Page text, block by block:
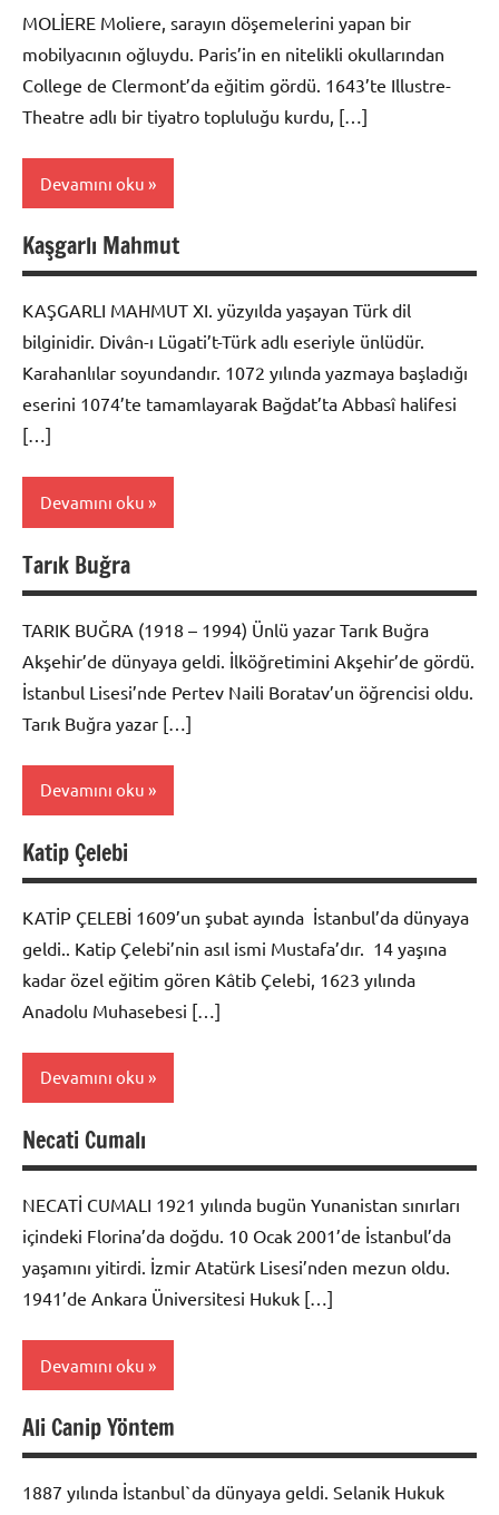
MOLİERE Moliere, sarayın döşemelerini yapan bir
mobilyacının oğluydu. Paris’in en nitelikli okullarından
College de Clermont’da eğitim gördü. 1643’te Illustre-
Theatre adlı bir tiyatro topluluğu kurdu, […]
Devamını oku
Biyografi
Kaşgarlı Mahmut
KAŞGARLI MAHMUT XI. yüzyılda yaşayan Türk dil
bilginidir. Divân-ı Lügati’t-Türk adlı eseriyle ünlüdür.
Karahanlılar soyundandır. 1072 yılında yazmaya başladığı
eserini 1074’te tamamlayarak Bağdat’ta Abbasî halifesi
[…]
Devamını oku
Biyografi
Tarık Buğra
TARIK BUĞRA (1918 – 1994) Ünlü yazar Tarık Buğra
Akşehir’de dünyaya geldi. İlköğretimini Akşehir’de gördü.
İstanbul Lisesi’nde Pertev Naili Boratav’un öğrencisi oldu.
Tarık Buğra yazar […]
Devamını oku
Biyografi
Katip Çelebi
KATİP ÇELEBİ 1609’un şubat ayında İstanbul’da dünyaya
geldi.. Katip Çelebi’nin asıl ismi Mustafa’dır. 14 yaşına
kadar özel eğitim gören Kâtib Çelebi, 1623 yılında
Anadolu Muhasebesi […]
Devamını oku
Biyografi
Necati Cumalı
NECATİ CUMALI 1921 yılında bugün Yunanistan sınırları
içindeki Florina’da doğdu. 10 Ocak 2001’de İstanbul’da
yaşamını yitirdi. İzmir Atatürk Lisesi’nden mezun oldu.
1941’de Ankara Üniversitesi Hukuk […]
Devamını oku
Biyografi
Ali Canip Yöntem
1887 yılında İstanbul`da dünyaya geldi. Selanik Hukuk